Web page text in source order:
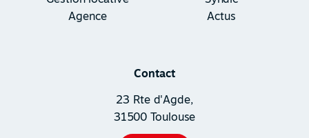
Agence
Actus
Contact
23 Rte d'Agde,
31500 Toulouse